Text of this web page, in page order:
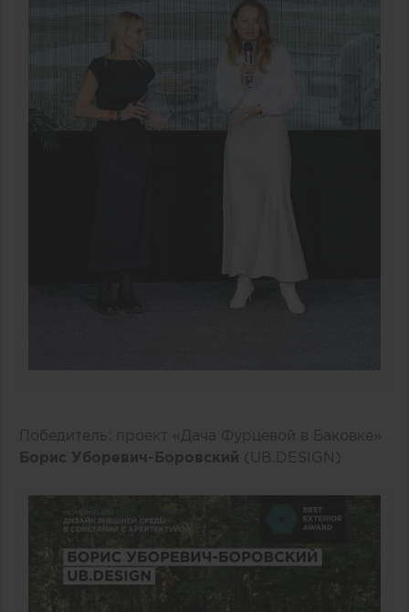
Победитель: проект «Дача Фурцевой в Баковке»
Борис Уборевич-Боровский (UB.DESIGN)